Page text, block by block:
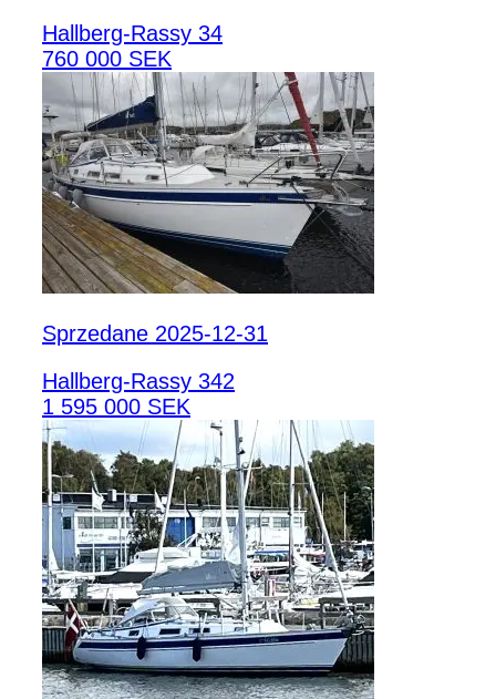
Hallberg-Rassy 34
760 000 SEK
Sprzedane 2025-12-31
Hallberg-Rassy 342
1 595 000 SEK